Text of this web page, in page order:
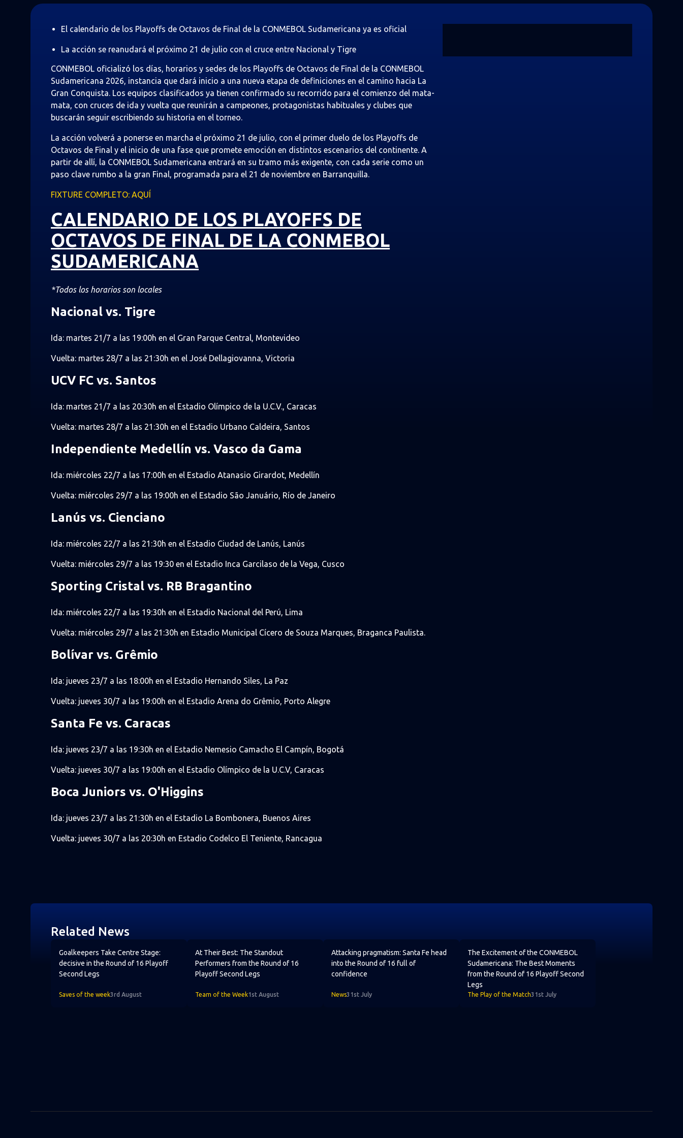
El calendario de los Playoffs de Octavos de Final de la CONMEBOL Sudamericana ya es oficial
La acción se reanudará el próximo 21 de julio con el cruce entre Nacional y Tigre
CONMEBOL oficializó los días, horarios y sedes de los Playoffs de Octavos de Final de la CONMEBOL
Sudamericana 2026, instancia que dará inicio a una nueva etapa de definiciones en el camino hacia La
Gran Conquista. Los equipos clasificados ya tienen confirmado su recorrido para el comienzo del mata-
mata, con cruces de ida y vuelta que reunirán a campeones, protagonistas habituales y clubes que
buscarán seguir escribiendo su historia en el torneo.
La acción volverá a ponerse en marcha el próximo 21 de julio, con el primer duelo de los Playoffs de
Octavos de Final y el inicio de una fase que promete emoción en distintos escenarios del continente. A
partir de allí, la CONMEBOL Sudamericana entrará en su tramo más exigente, con cada serie como un
paso clave rumbo a la gran Final, programada para el 21 de noviembre en Barranquilla.
FIXTURE COMPLETO: AQUÍ
CALENDARIO DE LOS PLAYOFFS DE
OCTAVOS DE FINAL DE LA CONMEBOL
SUDAMERICANA
*Todos los horarios son locales
Nacional vs. Tigre
Ida: martes 21/7 a las 19:00h en el Gran Parque Central, Montevideo
Vuelta: martes 28/7 a las 21:30h en el José Dellagiovanna, Victoria
UCV FC vs. Santos
Ida: martes 21/7 a las 20:30h en el Estadio Olímpico de la U.C.V., Caracas
Vuelta: martes 28/7 a las 21:30h en el Estadio Urbano Caldeira, Santos
Independiente Medellín vs. Vasco da Gama
Ida: miércoles 22/7 a las 17:00h en el Estadio Atanasio Girardot, Medellín
Vuelta: miércoles 29/7 a las 19:00h en el Estadio São Januário, Río de Janeiro
Lanús vs. Cienciano
Ida: miércoles 22/7 a las 21:30h en el Estadio Ciudad de Lanús, Lanús
Vuelta: miércoles 29/7 a las 19:30 en el Estadio Inca Garcilaso de la Vega, Cusco
Sporting Cristal vs. RB Bragantino
Ida: miércoles 22/7 a las 19:30h en el Estadio Nacional del Perú, Lima
Vuelta: miércoles 29/7 a las 21:30h en Estadio Municipal Cícero de Souza Marques, Braganca Paulista.
Bolívar vs. Grêmio
Ida: jueves 23/7 a las 18:00h en el Estadio Hernando Siles, La Paz
Vuelta: jueves 30/7 a las 19:00h en el Estadio Arena do Grêmio, Porto Alegre
Santa Fe vs. Caracas
Ida: jueves 23/7 a las 19:30h en el Estadio Nemesio Camacho El Campín, Bogotá
Vuelta: jueves 30/7 a las 19:00h en el Estadio Olímpico de la U.C.V, Caracas
Boca Juniors vs. O'Higgins
Ida: jueves 23/7 a las 21:30h en el Estadio La Bombonera, Buenos Aires
Vuelta: jueves 30/7 a las 20:30h en Estadio Codelco El Teniente, Rancagua
Related News
Goalkeepers Take Centre Stage:
decisive in the Round of 16 Playoff
Second Legs
Saves of the week3rd August
At Their Best: The Standout
Performers from the Round of 16
Playoff Second Legs
Team of the Week1st August
Attacking pragmatism: Santa Fe head
into the Round of 16 full of
confidence
News31st July
The Excitement of the CONMEBOL
Sudamericana: The Best Moments
from the Round of 16 Playoff Second
Legs
The Play of the Match31st July